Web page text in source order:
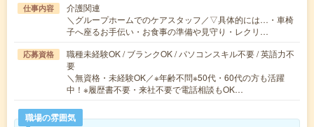
仕事内容
介護関連
＼グループホームでのケアスタッフ／▽具体的には…・車椅
子へ座るお手伝い・お食事の準備や見守り・レクリ…
応募資格
職種未経験OK / ブランクOK / パソコンスキル不要 / 英語力不
要
＼無資格・未経験OK／※年齢不問※50代・60代の方も活躍
中！※履歴書不要・来社不要で電話相談もOK…
職場の雰囲気